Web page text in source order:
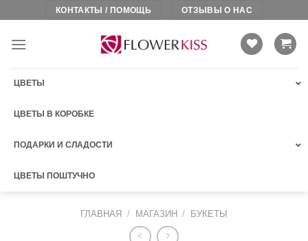
content
КОНТАКТЫ / ПОМОЩЬ ОТЗЫВЫ О НАС
ЦВЕТЫ
ЦВЕТЫ В КОРОБКЕ
ПОДАРКИ И СЛАДОСТИ
ЦВЕТЫ ПОШТУЧНО
ГЛАВНАЯ / МАГАЗИН / БУКЕТЫ